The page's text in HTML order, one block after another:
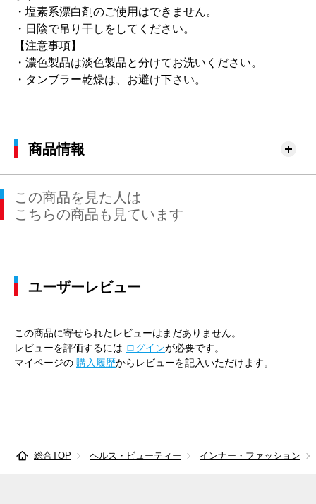
・塩素系漂白剤のご使用はできません。
・日陰で吊り干しをしてください。
【注意事項】
・濃色製品は淡色製品と分けてお洗いください。
・タンブラー乾燥は、お避け下さい。
商品情報
この商品を見た人は
こちらの商品も見ています
ユーザーレビュー
この商品に寄せられたレビューはまだありません。
レビューを評価するには ログインが必要です。
マイページの 購入履歴からレビューを記入いただけます。
総合TOP ヘルス・ビューティー インナー・ファッション